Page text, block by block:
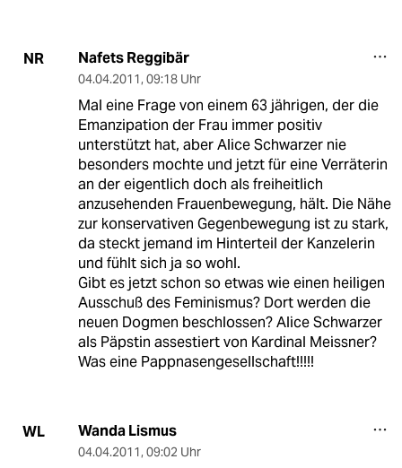
NR Nafets Reggibär
04.04.2011, 09:18 Uhr
Mal eine Frage von einem 63 jährigen, der die
Emanzipation der Frau immer positiv
unterstützt hat, aber Alice Schwarzer nie
besonders mochte und jetzt für eine Verräterin
an der eigentlich doch als freiheitlich
anzusehenden Frauenbewegung, hält. Die Nähe
zur konservativen Gegenbewegung ist zu stark,
da steckt jemand im Hinterteil der Kanzelerin
und fühlt sich ja so wohl.
Gibt es jetzt schon so etwas wie einen heiligen
Ausschuß des Feminismus? Dort werden die
neuen Dogmen beschlossen? Alice Schwarzer
als Päpstin assestiert von Kardinal Meissner?
Was eine Pappnasengesellschaft!!!!!
WL Wanda Lismus
04.04.2011, 09:02 Uhr